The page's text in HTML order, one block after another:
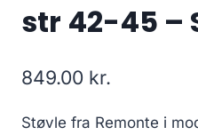
str 42-45 –
849.00 kr.
Støvle fra Remonte i